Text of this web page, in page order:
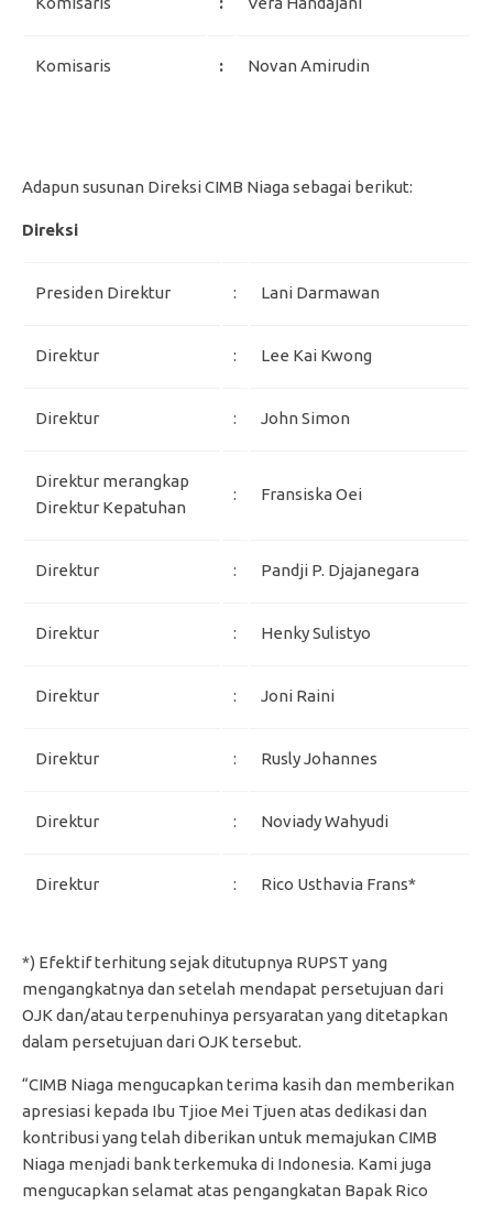
Komisaris : Novan Amirudin
Adapun susunan Direksi CIMB Niaga sebagai berikut:
Direksi
Presiden Direktur : Lani Darmawan
Direktur : Lee Kai Kwong
Direktur : John Simon
Direktur merangkap
Direktur Kepatuhan
: Fransiska Oei
Direktur : Pandji P. Djajanegara
Direktur : Henky Sulistyo
Direktur : Joni Raini
Direktur : Rusly Johannes
Direktur : Noviady Wahyudi
Direktur : Rico Usthavia Frans*
*) Efektif terhitung sejak ditutupnya RUPST yang
mengangkatnya dan setelah mendapat persetujuan dari
OJK dan/atau terpenuhinya persyaratan yang ditetapkan
dalam persetujuan dari OJK tersebut.
“CIMB Niaga mengucapkan terima kasih dan memberikan
apresiasi kepada Ibu Tjioe Mei Tjuen atas dedikasi dan
kontribusi yang telah diberikan untuk memajukan CIMB
Niaga menjadi bank terkemuka di Indonesia. Kami juga
mengucapkan selamat atas pengangkatan Bapak Rico